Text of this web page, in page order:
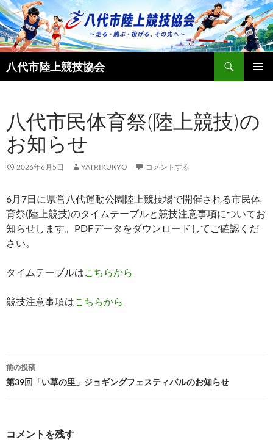
コ
ン
テ
ン
ツ
へ
プ
八代市陸上競技協会
索
八代市民体育祭(陸上競技)の
お知らせ
2026年6月5日 YATRIKUKYO コメントする
6月7日に県営八代運動公園陸上競技場で開催される市民体
育祭(陸上競技)のタイムテーブルと競技注意事項についてお
知らせします。PDFデータをダウンロードしてご確認くだ
さい。
タイムテーブルはこちらから
競技注意事項はこちらから
投
稿
ビ
前の投稿
第39回「い草の里」ジョギングフェスティバルのお知らせ
コメントを残す